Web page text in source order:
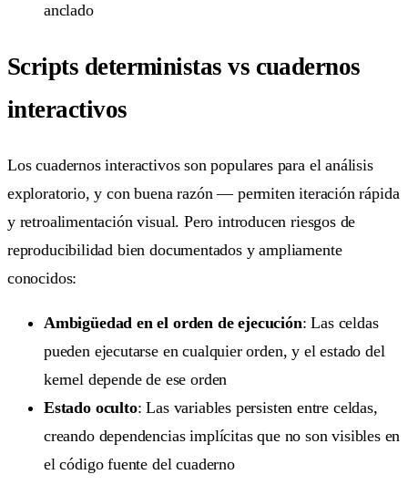
anclado
Scripts deterministas vs cuadernos
interactivos
Los cuadernos interactivos son populares para el análisis
exploratorio, y con buena razón — permiten iteración rápida
y retroalimentación visual. Pero introducen riesgos de
reproducibilidad bien documentados y ampliamente
conocidos:
Ambigüedad en el orden de ejecución: Las celdas
pueden ejecutarse en cualquier orden, y el estado del
kernel depende de ese orden
Estado oculto: Las variables persisten entre celdas,
creando dependencias implícitas que no son visibles en
el código fuente del cuaderno